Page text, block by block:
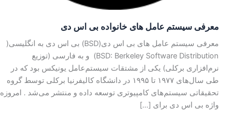
معرفی سیستم عامل های خانواده بی‌ اس‌ دی
معرفی سیستم عامل های بی اس دی(BSD) بی‌ اس‌ دی به انگلیسی(
BSD: Berkeley Software Distribution) و به فارسی (توزیع
نرم‌افزاری برکلی) یکی از مشتقات سیستم‌عامل یونیکس بود که در
طی سال‌های ۱۹۷۷ تا ۱۹۹۵ در دانشگاه کالیفرنیا برکلی توسط گروه
تحقیقاتی سیستم‌های کامپیوتری توسعه داده و منتشر می‌شد . امروزه
واژه بی‌ اس‌ دی برای […]